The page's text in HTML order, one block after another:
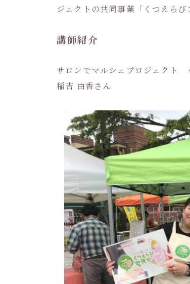
ジェクトの共同事業「くつえら
講師紹介
サロンでマルシェプロジェクト
稲吉 由香さん